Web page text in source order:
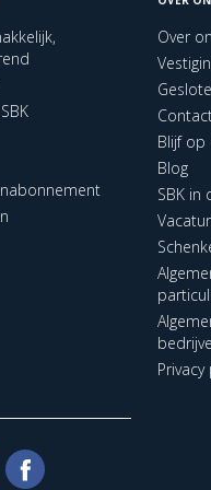
Over
Blijf op
Blog
SBK in